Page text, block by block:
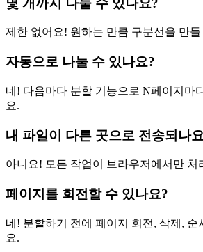
제한 없어요! 원하는 만큼 구분선을 만
자동으로 나눌 수 있나요?
네! 다음마다 분할 기능으로 N페이지마
요.
내 파일이 다른 곳으로 전송되나
아니요! 모든 작업이 브라우저에서만 처
페이지를 회전할 수 있나요?
네! 분할하기 전에 페이지 회전, 삭제, 순
요.